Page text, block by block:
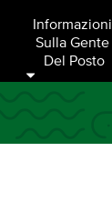
Informazioni
Sulla Gente
Del Posto